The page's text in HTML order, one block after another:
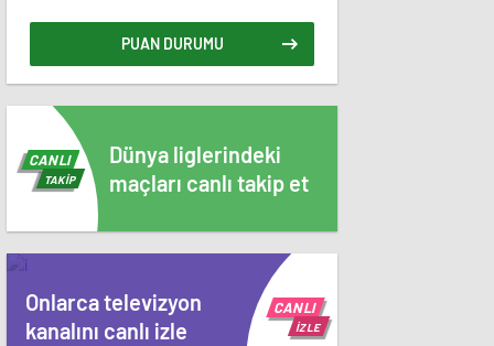
PUAN DURUMU
Dünya liglerindeki
maçları canlı takip et
CANLI
TAKİP
Onlarca televizyon
kanalını canlı izle
CANLI
İZLE